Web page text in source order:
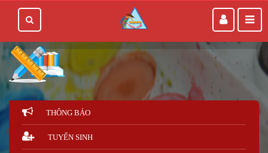
THÔNG BÁO
TUYỂN SINH